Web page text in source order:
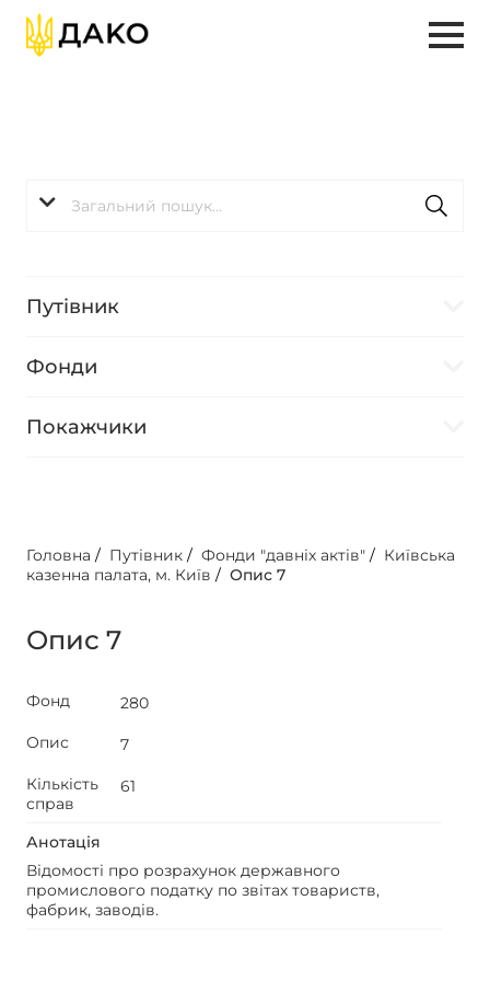
Путівник
Фонди
Покажчики
Головна / Путівник / Фонди "давніх актів" / Київська
казенна палата, м. Київ / Опис 7
Опис 7
Фонд
280
Опис
7
Кількість
справ
61
Анотація
Відомості про розрахунок державного
промислового податку по звітах товариств,
фабрик, заводів.